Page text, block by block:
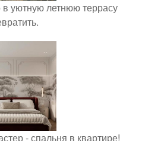
уютную летнюю террасу
- спальня в квартире!